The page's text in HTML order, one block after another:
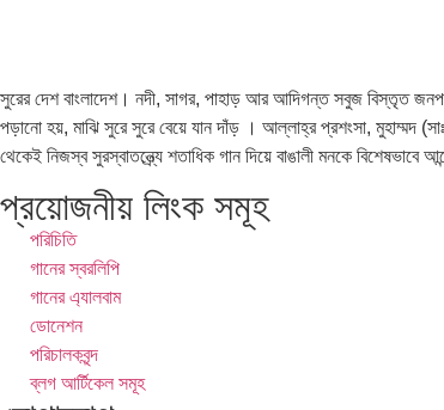
সুরের দেশ বাংলাদেশ। নদী, সাগর, পাহাড় আর আদিগন্ত সবুজ বিস্তৃত
পড়ানো হয়, মাঝি সুরে সুরে বেয়ে যান দাঁড় । আল্লাহ্র প্রশংসা, মুহাম্মদ
থেকেই নিজস্ব সুরস্বাতন্ত্র্যে শতাধিক গান দিয়ে বাঙালী মনকে বিশেষভাবে
প্রয়োজনীয় লিংক সমূহ
পরিচিতি
গানের স্বরলিপি
গানের এ্যালবাম
ডোনেশন
পরিচালকবৃন্দ
ব্লগ আর্টিকেল সমূহ